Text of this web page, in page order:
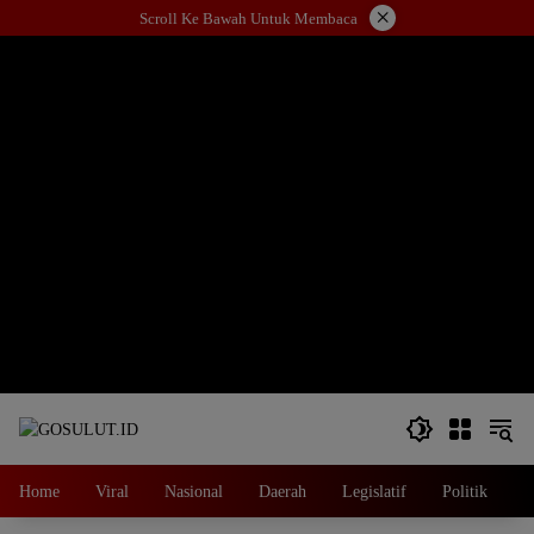
ke
Scroll Ke Bawah Untuk Membaca ×
Home Viral Nasional Daerah Legislatif Politik